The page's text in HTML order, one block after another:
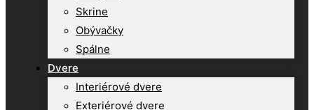
Skrine
Obývačky
Spálne
Dvere
Interiérové dvere
Exteriérové dvere